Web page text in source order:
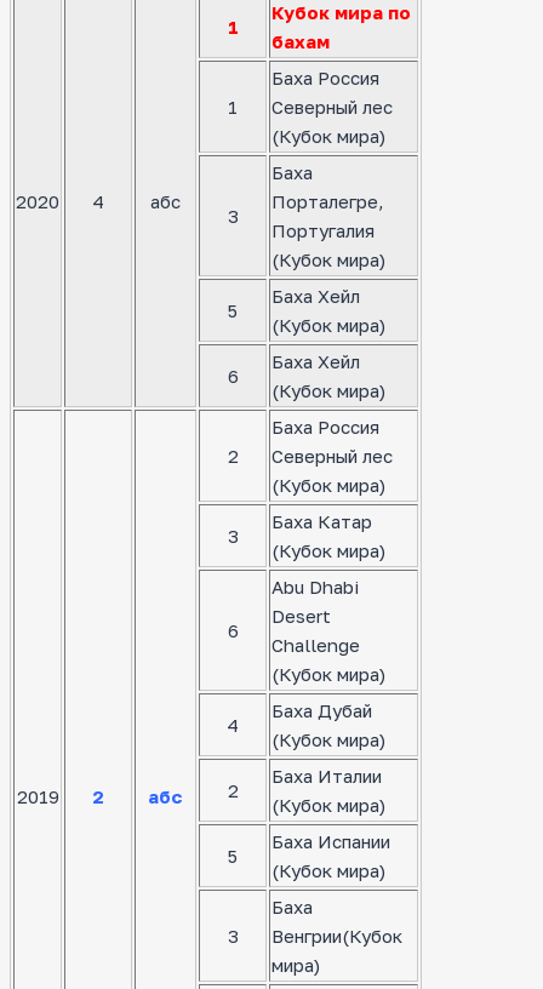
2020 4 абс
1
Кубок мира по
бахам
1
Баха Россия
Северный лес
(Кубок мира)
3
Баха
Порталегре,
Португалия
(Кубок мира)
5
Баха Хейл
(Кубок мира)
6
Баха Хейл
(Кубок мира)
2019 2 абс
2
Баха Россия
Северный лес
(Кубок мира)
3
Баха Катар
(Кубок мира)
6
Abu Dhabi
Desert
Challenge
(Кубок мира)
4
Баха Дубай
(Кубок мира)
2
Баха Италии
(Кубок мира)
5
Баха Испании
(Кубок мира)
3
Баха
Венгрии(Кубок
мира)